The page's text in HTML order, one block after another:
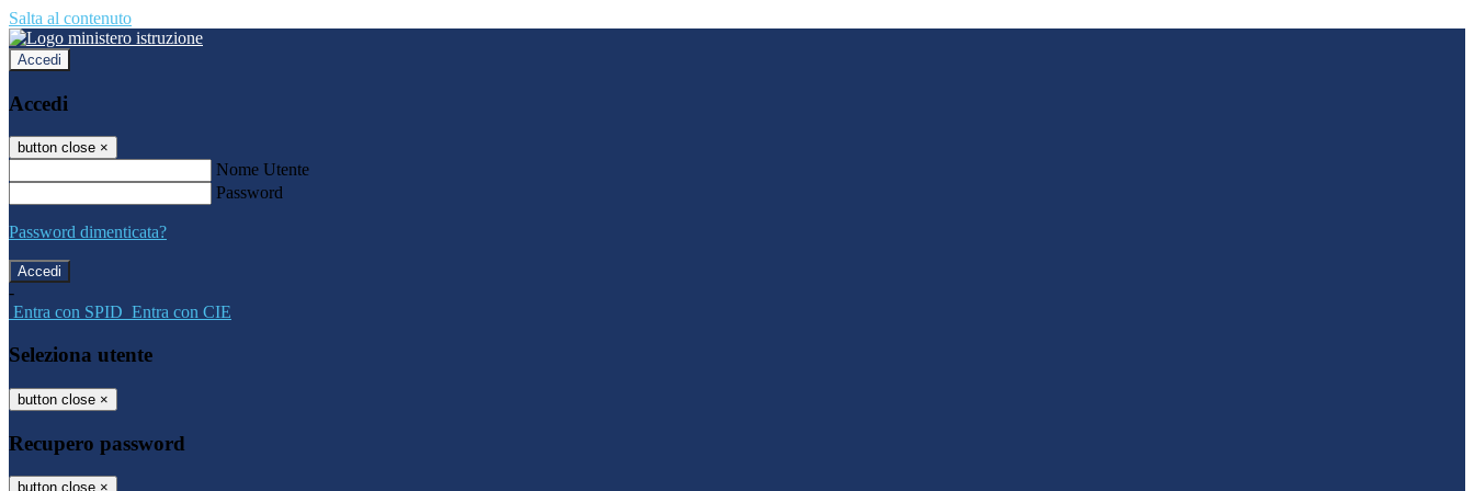
Salta al contenuto
Accedi
Accedi
button close ×
Nome Utente
Password
Password dimenticata?
-
Entra con SPID Entra con CIE
Seleziona utente
button close ×
Recupero password
button close ×